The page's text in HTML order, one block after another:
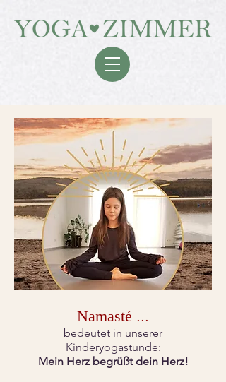
Namasté ...
bedeutet in unserer
Kinderyogastunde:
Mein Herz begrüßt dein Herz!